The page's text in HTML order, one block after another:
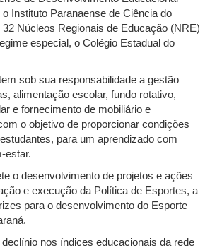
Instituto Paranaense de Ciência do
Núcleos Regionais de Educação (NRE)
especial, o Colégio Estadual do
sob sua responsabilidade a gestão
alimentação escolar, fundo rotativo,
e fornecimento de mobiliário e
o objetivo de proporcionar condições
para um aprendizado com
estar.
o desenvolvimento de projetos e ações
e execução da Política de Esportes, a
para o desenvolvimento do Esporte
nos índices educacionais da rede